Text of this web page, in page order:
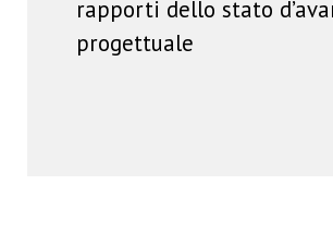
rapporti dello stato
progettuale